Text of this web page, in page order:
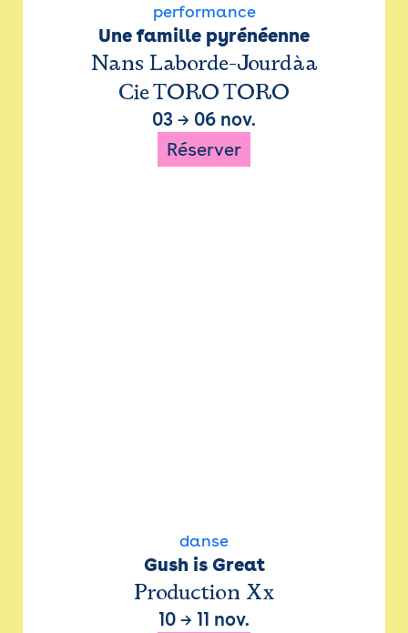
performance
Une famille pyrénéenne
Nans Laborde-Jourdàa
Cie TORO TORO
03 → 06 nov.
Réserver
danse
Gush is Great
Production Xx
10 → 11 nov.